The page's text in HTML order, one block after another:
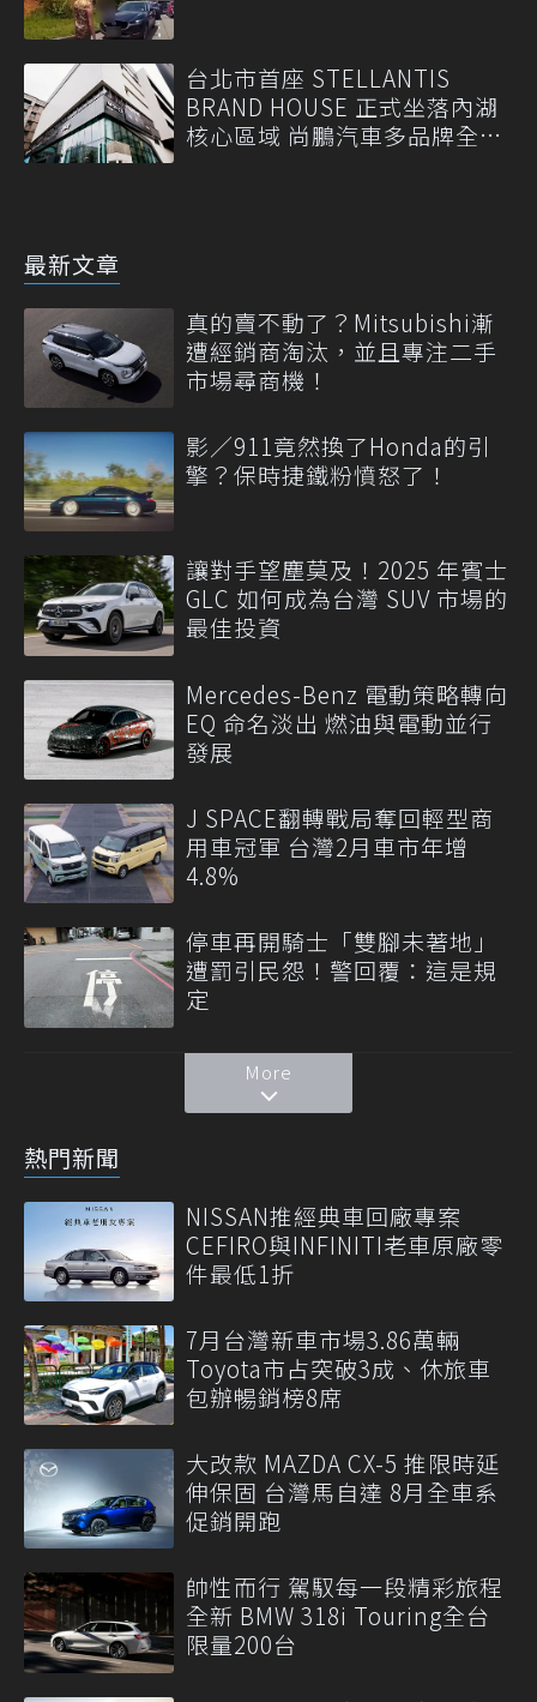
台北市首座 STELLANTIS
BRAND HOUSE 正式坐落內湖
核心區域 尚鵬汽車多品牌全功
最新文章
真的賣不動了？Mitsubishi漸
遭經銷商淘汰，並且專注二手
市場尋商機！
影／911竟然換了Honda的引
擎？保時捷鐵粉憤怒了！
讓對手望塵莫及！2025 年賓士
GLC 如何成為台灣 SUV 市場的
最佳投資
Mercedes-Benz 電動策略轉向
EQ 命名淡出 燃油與電動並行
發展
J SPACE翻轉戰局奪回輕型商
用車冠軍 台灣2月車市年增
4.8%
停車再開騎士「雙腳未著地」
遭罰引民怨！警回覆：這是規
定
More
熱門新聞
NISSAN推經典車回廠專案
CEFIRO與INFINITI老車原廠零
件最低1折
7月台灣新車市場3.86萬輛
Toyota市占突破3成、休旅車
包辦暢銷榜8席
大改款 MAZDA CX-5 推限時延
伸保固 台灣馬自達 8月全車系
促銷開跑
帥性而行 駕馭每一段精彩旅程
全新 BMW 318i Touring全台
限量200台